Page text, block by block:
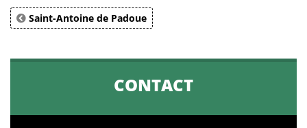
Saint-Antoine de Padoue
CONTACT